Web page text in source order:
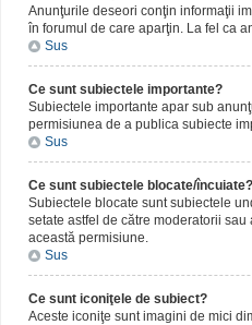
Anunţurile deseori conţin informaţii
în forumul de care aparţin. La fel ca
Sus
Ce sunt subiectele importante?
Subiectele importante apar sub
permisiunea de a publica subiecte
Sus
Ce sunt subiectele blocate/încuiate?
Subiectele blocate sunt subiectele
setate astfel de către moderatorii
această permisiune.
Sus
Ce sunt iconiţele de subiect?
Aceste iconiţe sunt imagini de mici